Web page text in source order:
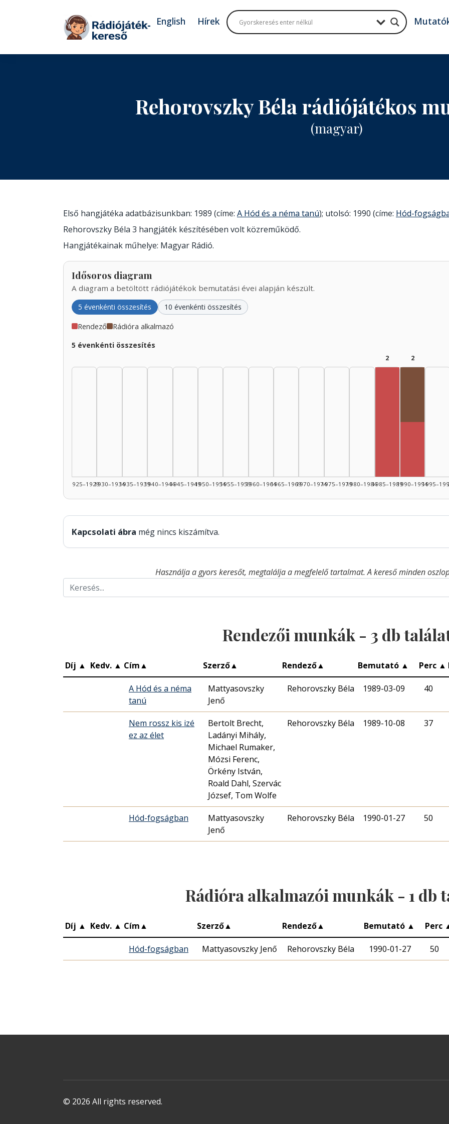
Tovább a tartalomhoz
English Hírek
Rehorovszky Béla rádiójátékos
(magyar)
Első hangjátéka adatbázisunkban: 1989 (címe: A Hód és a néma tanú); utolsó: 1990 (címe: Hód-
Rehorovszky Béla 3 hangjáték készítésében volt közreműködő.
Hangjátékainak műhelye: Magyar Rádió.
Idősoros diagram
A diagram a betöltött rádiójátékok bemutatási évei alapján készült.
5 évenkénti összesítés 10 évenkénti összesítés
Rendező Rádióra alkalmazó
5 évenkénti összesítés
1925–19291930–19341935–19391940–19441945–19491950–19541955–19591960–19641965–19691970–19741975–19791980–1984
2
1985–1989
2
1990–1994
Kapcsolati ábra még nincs kiszámítva.
Használja a gyors keresőt, megtalálja a megfelelő tartalmat. A kereső minden
Rendezői munkák - 3 db
Díj ▲ Kedv. ▲ Cím▲ Szerző▲ Rendező▲ Bemutató ▲ Perc ▲
A Hód és a néma
tanú
Mattyasovszky
Jenő
Rehorovszky Béla 1989-03-09 40
Nem rossz kis izé
ez az élet
Bertolt Brecht,
Ladányi Mihály,
Michael Rumaker,
Mózsi Ferenc,
Örkény István,
Roald Dahl, Szervác
József, Tom Wolfe
Rehorovszky Béla 1989-10-08 37
Hód-fogságban
Mattyasovszky
Jenő
Rehorovszky Béla 1990-01-27 50
Rádióra alkalmazói munkák - 1 db
Díj ▲ Kedv. ▲ Cím▲ Szerző▲ Rendező▲ Bemutató ▲ Perc
Hód-fogságban Mattyasovszky Jenő Rehorovszky Béla 1990-01-27 50
© 2026 All rights reserved.